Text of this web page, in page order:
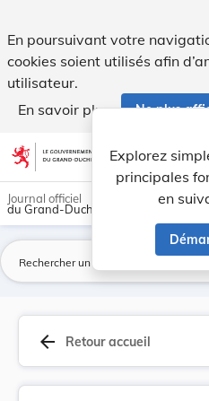
En poursuivant votre
cookies soient utilisés afin
utilisateur.
En savoir plus
Ne plus
Aller au contenu Explorez
principales
en
Journal officiel
du Grand-Duché de Luxembourg
arrow_back Retour accueil